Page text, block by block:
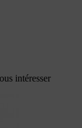
intéresser